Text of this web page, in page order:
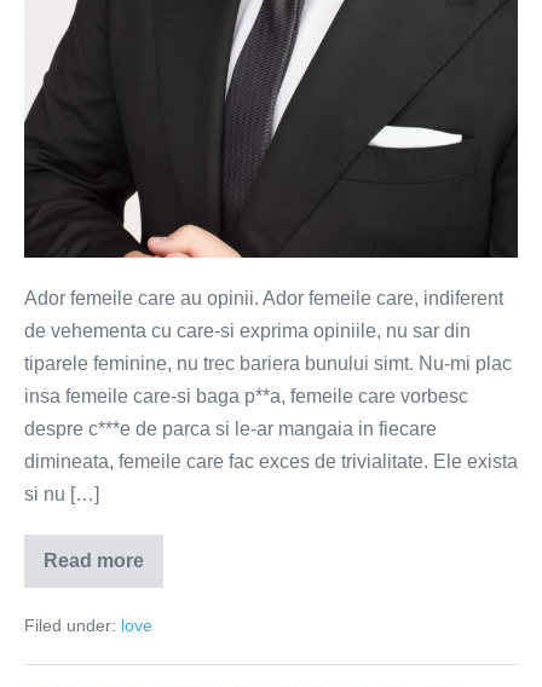
Ador femeile care au opinii. Ador femeile care, indiferent
de vehementa cu care-si exprima opiniile, nu sar din
tiparele feminine, nu trec bariera bunului simt. Nu-mi plac
insa femeile care-si baga p**a, femeile care vorbesc
despre c***e de parca si le-ar mangaia in fiecare
dimineata, femeile care fac exces de trivialitate. Ele exista
si nu […]
Read more
Si
cu
cum
Filed under: love